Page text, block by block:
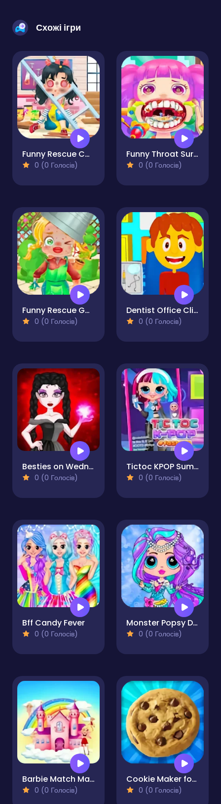
Схожі ігри
Funny Rescue Carpenter
0 (0 Голосів)
Funny Throat Surgery 2
0 (0 Голосів)
Funny Rescue Gardener
0 (0 Голосів)
Dentist Office Clinic Kids
0 (0 Голосів)
Besties on Wednesday
0 (0 Голосів)
Tictoc KPOP Summer
0 (0 Голосів)
Bff Candy Fever
0 (0 Голосів)
Monster Popsy Dolls
0 (0 Голосів)
Barbie Match Master
0 (0 Голосів)
Cookie Maker for Kids
0 (0 Голосів)